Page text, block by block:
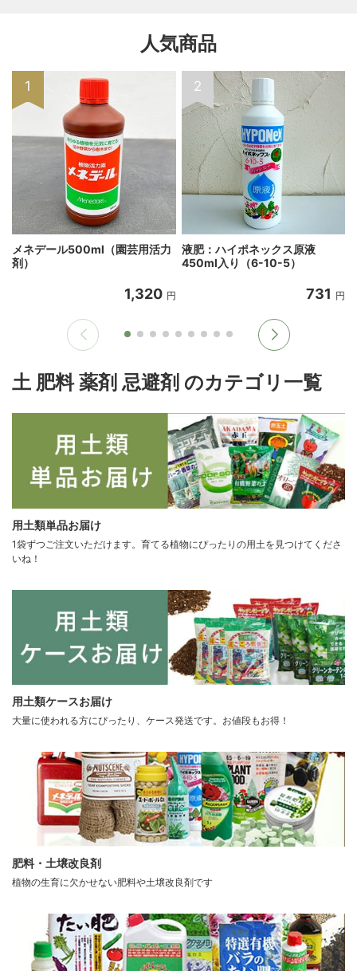
人気商品
1
メネデール500ml（園芸用活力
剤）
1,320 円
2
液肥：ハイポネックス原液
450ml入り（6-10-5）
731 円
土 肥料 薬剤 忌避剤 のカテゴリ一覧
用土類単品お届け
1袋ずつご注文いただけます。育てる植物にぴったりの用土を見つけてくださ
いね！
用土類ケースお届け
大量に使われる方にぴったり、ケース発送です。お値段もお得！
肥料・土壌改良剤
植物の生育に欠かせない肥料や土壌改良剤です